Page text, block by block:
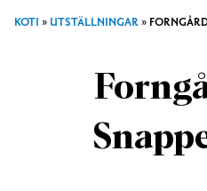
KOTI » UTSTÄLLNINGAR»